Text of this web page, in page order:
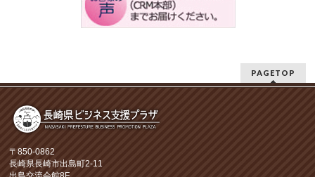
PAGETOP
〒850-0862
長崎県長崎市出島町2-11